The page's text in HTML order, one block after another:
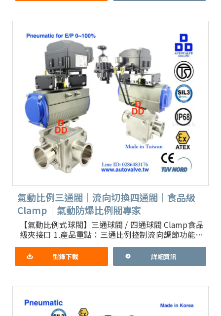
氣動比例三通閥｜流向切換四通閥｜食品級
Clamp｜氣動防爆比例閥專家
【氣動比例式球閥】三通球閥 / 四通球閥 Clamp食品
級夾接口 1.產品重點：三通比例控制流向調節功能，
採韓國進口防爆型氣動驅動器及防爆比例控制器 台
製三通或
型錄下載 詳細資訊